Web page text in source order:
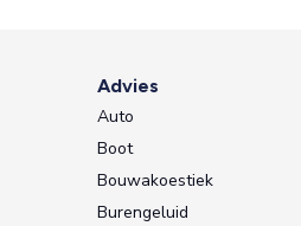
Advies
Auto
Boot
Bouwakoestiek
Burengeluid